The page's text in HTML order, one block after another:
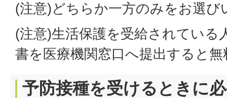
(注意)どちらか一方のみをお選び
(注意)生活保護を受給されている
書を医療機関窓口へ提出すると
予防接種を受けるときに